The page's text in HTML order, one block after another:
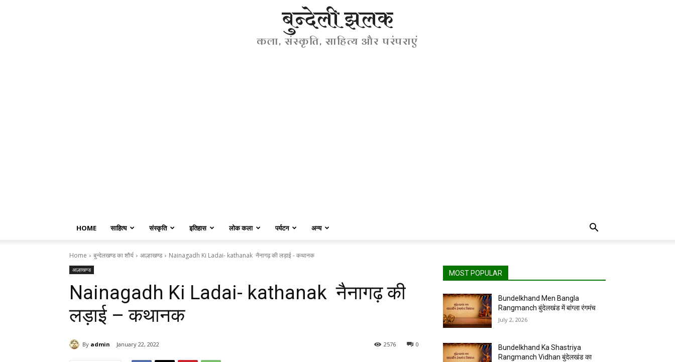
बुन्देली झलक
कला, संस्कृति, साहित्य और परंपराएं
HOME साहित्य संस्कृति इतिहास लोक कला पर्यटन अन्य
Home बुन्देलखण्ड का शौर्य आल्हाखण्ड Nainagadh Ki Ladai- kathanak नैनागढ़ की लड़ाई - कथानक
आल्हाखण्ड
Nainagadh Ki Ladai- kathanak नैनागढ़ की
लड़ाई – कथानक
By admin January 22, 2022 0
2576
MOST POPULAR
Bundelkhand Men Bangla
Rangmanch बुंदेलखंड में बांग्ला रंगमंच
July 2, 2026
Bundelkhand Ka Shastriya
Rangmanch Vidhan बुंदेलखंड का